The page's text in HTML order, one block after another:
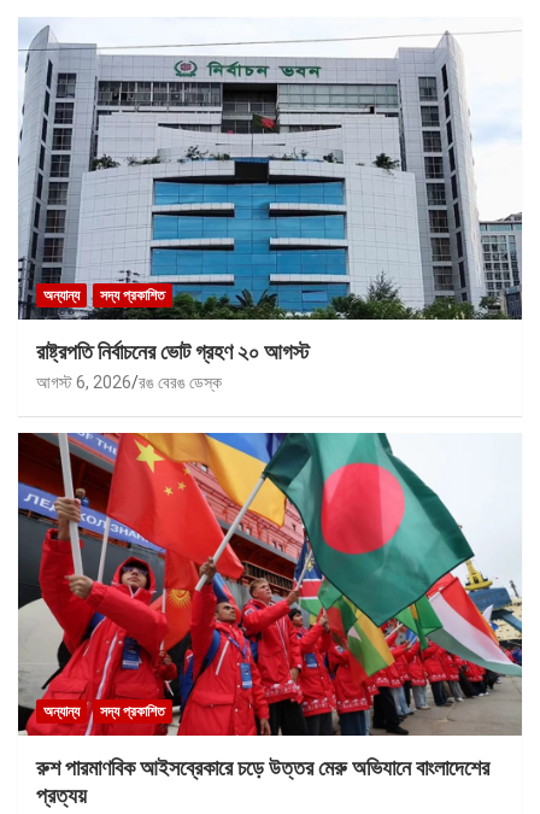
অন্যান্য সদ্য প্রকাশিত
রাষ্ট্রপতি নির্বাচনের ভোট গ্রহণ ২০ আগস্ট
আগস্ট 6, 2026 রঙ বেরঙ ডেস্ক
অন্যান্য সদ্য প্রকাশিত
রুশ পারমাণবিক আইসব্রেকারে চড়ে উত্তর মেরু অভিযানে বাংলাদেশের
প্রত্যয়